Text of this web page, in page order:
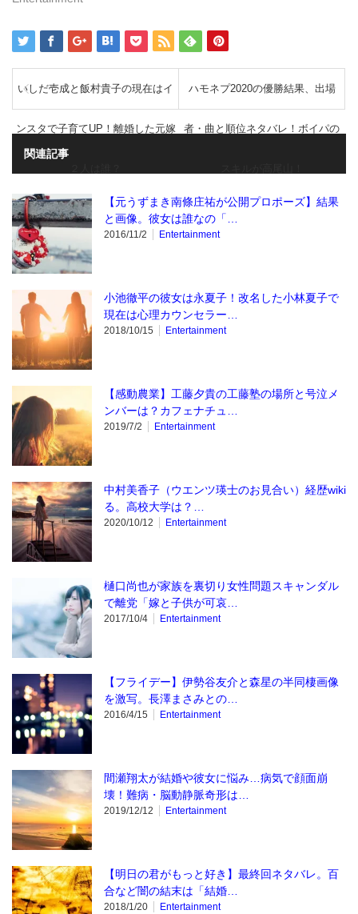
いしだ壱成と飯村貴子の現在はイ
ンスタで子育てUP！離婚した元嫁
ハモネプ2020の優勝結果、出場
者・曲と順位ネタバレ！ボイパの
関連記事
【元うずまき南條庄祐が公開プロポーズ】結果
と画像。彼女は誰なの「…
2016/11/2 Entertainment
小池徹平の彼女は永夏子！改名した小林夏子で
現在は心理カウンセラー…
2018/10/15 Entertainment
【感動農業】工藤夕貴の工藤塾の場所と号泣メ
ンバーは？カフェナチュ…
2019/7/2 Entertainment
中村美香子（ウエンツ瑛士のお見合い）経歴wiki
る。高校大学は？…
2020/10/12 Entertainment
樋口尚也が家族を裏切り女性問題スキャンダル
で離党「嫁と子供が可哀…
2017/10/4 Entertainment
【フライデー】伊勢谷友介と森星の半同棲画像
を激写。長澤まさみとの…
2016/4/15 Entertainment
間瀬翔太が結婚や彼女に悩み…病気で顔面崩
壊！難病・脳動静脈奇形は…
2019/12/12 Entertainment
【明日の君がもっと好き】最終回ネタバレ。百
合など闇の結末は「結婚…
2018/1/20 Entertainment